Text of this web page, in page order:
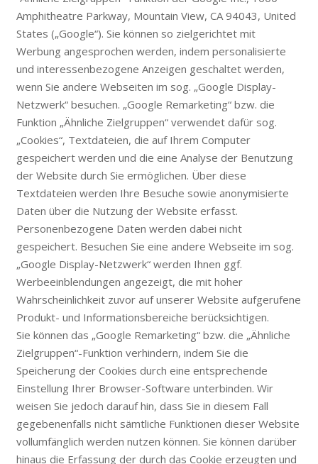
Amphitheatre Parkway, Mountain View, CA 94043, United
States („Google“). Sie können so zielgerichtet mit
Werbung angesprochen werden, indem personalisierte
und interessenbezogene Anzeigen geschaltet werden,
wenn Sie andere Webseiten im sog. „Google Display-
Netzwerk“ besuchen. „Google Remarketing“ bzw. die
Funktion „Ähnliche Zielgruppen“ verwendet dafür sog.
„Cookies“, Textdateien, die auf Ihrem Computer
gespeichert werden und die eine Analyse der Benutzung
der Website durch Sie ermöglichen. Über diese
Textdateien werden Ihre Besuche sowie anonymisierte
Daten über die Nutzung der Website erfasst.
Personenbezogene Daten werden dabei nicht
gespeichert. Besuchen Sie eine andere Webseite im sog.
„Google Display-Netzwerk“ werden Ihnen ggf.
Werbeeinblendungen angezeigt, die mit hoher
Wahrscheinlichkeit zuvor auf unserer Website aufgerufene
Produkt- und Informationsbereiche berücksichtigen.
Sie können das „Google Remarketing“ bzw. die „Ähnliche
Zielgruppen“-Funktion verhindern, indem Sie die
Speicherung der Cookies durch eine entsprechende
Einstellung Ihrer Browser-Software unterbinden. Wir
weisen Sie jedoch darauf hin, dass Sie in diesem Fall
gegebenenfalls nicht sämtliche Funktionen dieser Website
vollumfänglich werden nutzen können. Sie können darüber
hinaus die Erfassung der durch das Cookie erzeugten und